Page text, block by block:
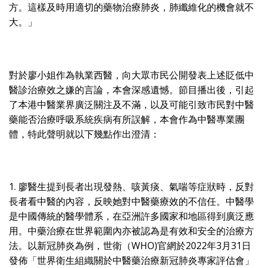
方。這樣及時用適切的藥物治療肺炎，肺纖維化的機會就不
大。」
對於廖小姐作為執業西醫，向大眾市民公開發表上述貶低中
醫診治療效之嫌的言論，本會深感遺憾。節目播出後，引起
了本港中醫業界廣泛關注及不滿，以及可能引致市民對中醫
藥能否治療呼吸系統疾病有所誤解，本會作為中醫專業團
體，特此聲明就以下幾點作出澄清：
1. 廖醫生提到長者出現發熱、咳黃痰、氣喘等症狀時，反對
長者看中醫的內容，反映她對中醫藥療效的不信任。中醫學
是中國傳統的醫學體系，在亞洲許多國家和地區得到廣泛應
用。中藥治療在世界範圍內亦被認為是有效和安全的治療方
法。以新冠肺炎為例，世衛（WHO)官網於2022年3月31日
發佈「世界衛生組織關於中醫藥治療新冠肺炎專家評估會」